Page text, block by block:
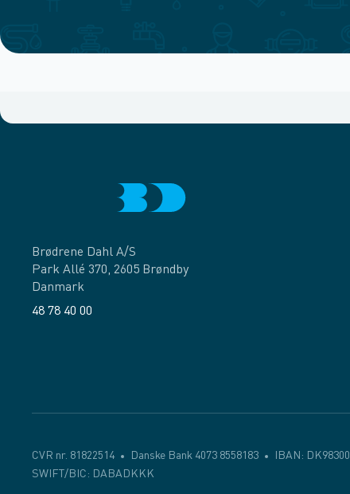
Brødrene Dahl A/S
Park Allé 370, 2605 Brøndby
Danmark
48 78 40 00
CVR nr. 81822514 Danske Bank 4073 8558183
IBAN:
SWIFT/BIC: DABADKKK